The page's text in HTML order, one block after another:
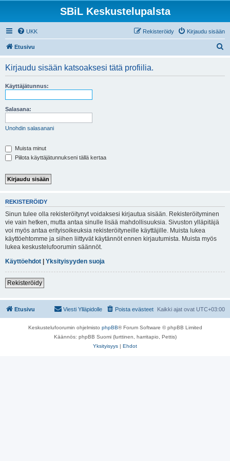
SBiL Keskustelupalsta
UKK Kirjaudu sisään
Rekisteröidy
Etusivu
Kirjaudu sisään katsoaksesi tätä profiilia.
Käyttäjätunnus:
Salasana:
Unohdin salasanani
Muista minut
Piilota käyttäjätunnukseni tällä kertaa
REKISTERÖIDY
Sinun tulee olla rekisteröitynyt voidaksesi kirjautua sisään. Rekisteröityminen
vie vain hetken, mutta antaa sinulle lisää mahdollisuuksia. Sivuston ylläpitäjä
voi myös antaa erityisoikeuksia rekisteröityneille käyttäjille. Muista lukea
käyttöehtomme ja siihen liittyvät käytännöt ennen kirjautumista. Muista myös
lukea keskustelufoorumin säännöt.
Käyttöehdot | Yksityisyyden suoja
Rekisteröidy
Etusivu Kaikki ajat ovat UTC+03:00
Poista evästeet
Viesti Ylläpidolle
Keskustelufoorumin ohjelmisto phpBB® Forum Software © phpBB Limited
Käännös: phpBB Suomi (lurttinen, harritapio, Pettis)
Yksityisyys | Ehdot